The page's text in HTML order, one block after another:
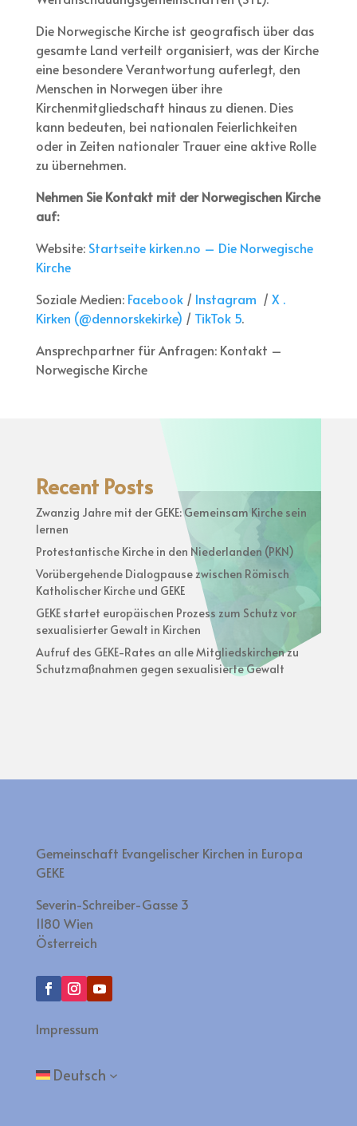
Die Norwegische Kirche ist geografisch über das
gesamte Land verteilt organisiert, was der Kirche
eine besondere Verantwortung auferlegt, den
Menschen in Norwegen über ihre
Kirchenmitgliedschaft hinaus zu dienen. Dies
kann bedeuten, bei nationalen Feierlichkeiten
oder in Zeiten nationaler Trauer eine aktive Rolle
zu übernehmen.
Nehmen Sie Kontakt mit der Norwegischen Kirche
auf:
Website: Startseite kirken.no – Die Norwegische
Kirche
Soziale Medien: Facebook/ Instagram / X .
Kirken (@dennorskekirke) / TikTok 5.
Ansprechpartner für Anfragen: Kontakt –
Norwegische Kirche
Recent Posts
Zwanzig Jahre mit der GEKE: Gemeinsam Kirche sein
lernen
Protestantische Kirche in den Niederlanden (PKN)
Vorübergehende Dialogpause zwischen Römisch
Katholischer Kirche und GEKE
GEKE startet europäischen Prozess zum Schutz vor
sexualisierter Gewalt in Kirchen
Aufruf des GEKE-Rates an alle Mitgliedskirchen zu
Schutzmaßnahmen gegen sexualisierte Gewalt
Gemeinschaft Evangelischer Kirchen in Europa
GEKE
Severin-Schreiber-Gasse 3
1180 Wien
Österreich
Impressum
Deutsch